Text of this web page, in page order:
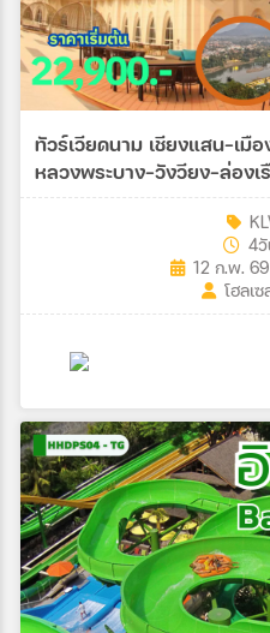
ทัวร์เวียดนาม เชียงแสน-เมื
หลวงพระบาง-วังวียง-ล่องเ
เวียงจันทน์-เมืองต้นผึ้ง-เชี
4
12 ก.พ.
โฮลเ